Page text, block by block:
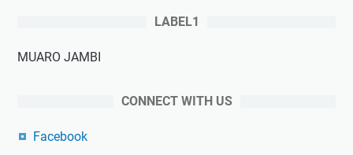
LABEL1
MUARO JAMBI
CONNECT WITH US
Facebook